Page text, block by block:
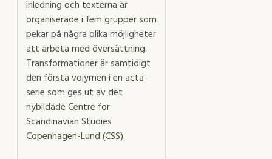
inledning och texterna är
organiserade i fem grupper som
pekar på några olika möjligheter
att arbeta med översättning.
Transformationer är samtidigt
den första volymen i en acta-
serie som ges ut av det
nybildade Centre for
Scandinavian Studies
Copenhagen-Lund (CSS).